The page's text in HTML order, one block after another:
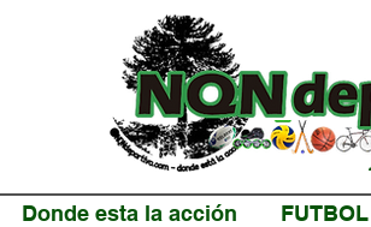
Donde esta la acción FUTBOL